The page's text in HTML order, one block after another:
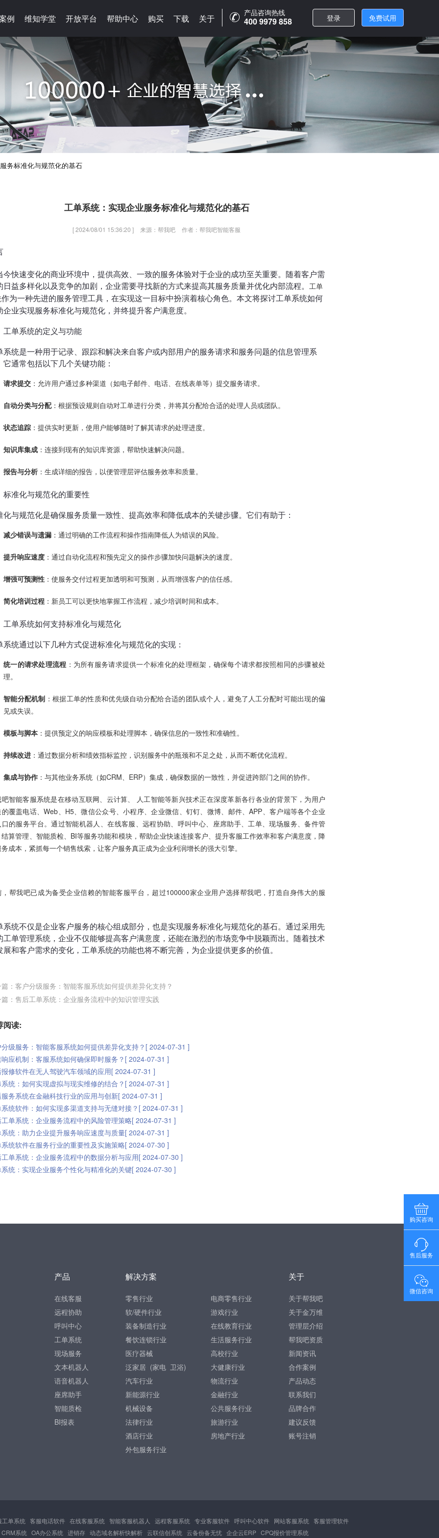
例 维知学堂 开放平台 帮助中心 购买 下载 关于
产品咨询热线
400 9979 858 登录 免费试用
例 维知学堂 开放平台 帮助中心 购买 下载 关于
产品咨询热线
400 9979 858 登录 免费试用
务标准化与规范化的基石
工单系统：实现企业服务标准化与规范化的基石
[ 2024/08/01 15:36:20 ] 来源：帮我吧 作者：帮我吧智能客服
今快速变化的商业环境中，提供高效、一致的服务体验对于企业的成功至关重要。随着客户需
日益多样化以及竞争的加剧，企业需要寻找新的方式来提高其服务质量并优化内部流程。 工单
作为一种先进的服务管理工具，在实现这一目标中扮演着核心角色。本文将探讨工单系统如何
企业实现服务标准化与规范化，并终提升客户满意度。
工单系统的定义与功能
系统是一种用于记录、跟踪和解决来自客户或内部用户的服务请求和服务问题的信息管理系
它通常包括以下几个关键功能：
请求提交 ：允许用户通过多种渠道（如电子邮件、电话、在线表单等）提交服务请求。
自动分类与分配：根据预设规则自动对工单进行分类，并将其分配给合适的处理人员或团队。
状态追踪 ：提供实时更新，使用户能够随时了解其请求的处理进度。
知识库集成 ：连接到现有的知识库资源，帮助快速解决问题。
报告与分析 ：生成详细的报告，以便管理层评估服务效率和质量。
标准化与规范化的重要性
化与规范化是确保服务质量一致性、提高效率和降低成本的关键步骤。它们有助于：
减少错误与遗漏 ：通过明确的工作流程和操作指南降低人为错误的风险。
提升响应速度 ：通过自动化流程和预先定义的操作步骤加快问题解决的速度。
增强可预测性 ：使服务交付过程更加透明和可预测，从而增强客户的信任感。
简化培训过程 ：新员工可以更快地掌握工作流程，减少培训时间和成本。
工单系统如何支持标准化与规范化
系统通过以下几种方式促进标准化与规范化的实现：
统一的请求处理流程 ：为所有服务请求提供一个标准化的处理框架，确保每个请求都按照相同的步骤被处
理。
智能分配机制 ：根据工单的性质和优先级自动分配给合适的团队或个人，避免了人工分配时可能出现的偏
见或失误。
模板与脚本 ：提供预定义的响应模板和处理脚本，确保信息的一致性和准确性。
持续改进 ：通过数据分析和绩效指标监控，识别服务中的瓶颈和不足之处，从而不断优化流程。
集成与协作 ：与其他业务系统（如CRM、ERP）集成，确保数据的一致性，并促进跨部门之间的协作。
智能客服系统是在移动互联网、云计算、 人工智能等新兴技术正在深度革新各行各业的背景下，为用户
覆盖电话、Web、H5、微信公众号、小程序、企业微信、钉钉、微博、邮件、APP、客户端等各个企业
的服务平台。通过智能机器人、在线客服、远程协助、呼叫中心、座席助手、工单、现场服务、备件管
算管理、智能质检、BI等服务功能和模块，帮助企业快速连接客户、提升客服工作效率和客户满意度，降
成本，紧抓每一个销售线索，让客户服务真正成为企业利润增长的强大引擎。
，帮我吧已成为备受企业信赖的智能客服平台，超过100000家企业用户选择帮我吧，打造自身伟大的服
系统不仅是企业客户服务的核心组成部分，也是实现服务标准化与规范化的基石。通过采用先
工单管理系统，企业不仅能够提高客户满意度，还能在激烈的市场竞争中脱颖而出。随着技术
展和客户需求的变化，工单系统的功能也将不断完善，为企业提供更多的价值。
：客户分级服务：智能客服系统如何提供差异化支持？
：售后工单系统：企业服务流程中的知识管理实践
阅读:
级服务：智能客服系统如何提供差异化支持？[ 2024-07-31 ]
应机制：客服系统如何确保即时服务？[ 2024-07-31 ]
修软件在无人驾驶汽车领域的应用[ 2024-07-31 ]
统：如何实现虚拟与现实维修的结合？[ 2024-07-31 ]
务系统在金融科技行业的应用与创新[ 2024-07-31 ]
统软件：如何实现多渠道支持与无缝对接？[ 2024-07-31 ]
单系统：企业服务流程中的风险管理策略[ 2024-07-31 ]
统：助力企业提升服务响应速度与质量[ 2024-07-31 ]
统软件在服务行业的重要性及实施策略[ 2024-07-30 ]
单系统：企业服务流程中的数据分析与应用[ 2024-07-30 ]
统：实现企业服务个性化与精准化的关键[ 2024-07-30 ]
产品
在线客服
远程协助
呼叫中心
工单系统
现场服务
文本机器人
语音机器人
座席助手
智能质检
BI报表
解决方案
零售行业
软/硬件行业
装备制造行业
餐饮连锁行业
医疗器械
泛家居 (家电 卫浴)
汽车行业
新能源行业
机械设备
法律行业
酒店行业
外包服务行业
电商零售行业
游戏行业
在线教育行业
生活服务行业
高校行业
大健康行业
物流行业
金融行业
公共服务行业
旅游行业
房地产行业
关于
关于帮我吧
关于金万维
管理层介绍
帮我吧资质
新闻资讯
合作案例
产品动态
联系我们
品牌合作
建议反馈
账号注销
工单系统 客服电话软件 在线客服系统 智能客服机器人 远程客服系统 专业客服软件 呼叫中心软件 网站客服系统 客服管理软件
CRM系统 OA办公系统 进销存 动态域名解析快解析 云联信创系统 云备份备无忧 企企云ERP CPQ报价管理系统
购买咨询
售后服务
微信咨询